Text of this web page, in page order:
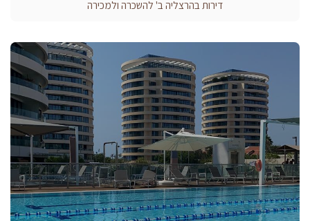
דירות בהרצליה ב' להשכרה ולמכירה